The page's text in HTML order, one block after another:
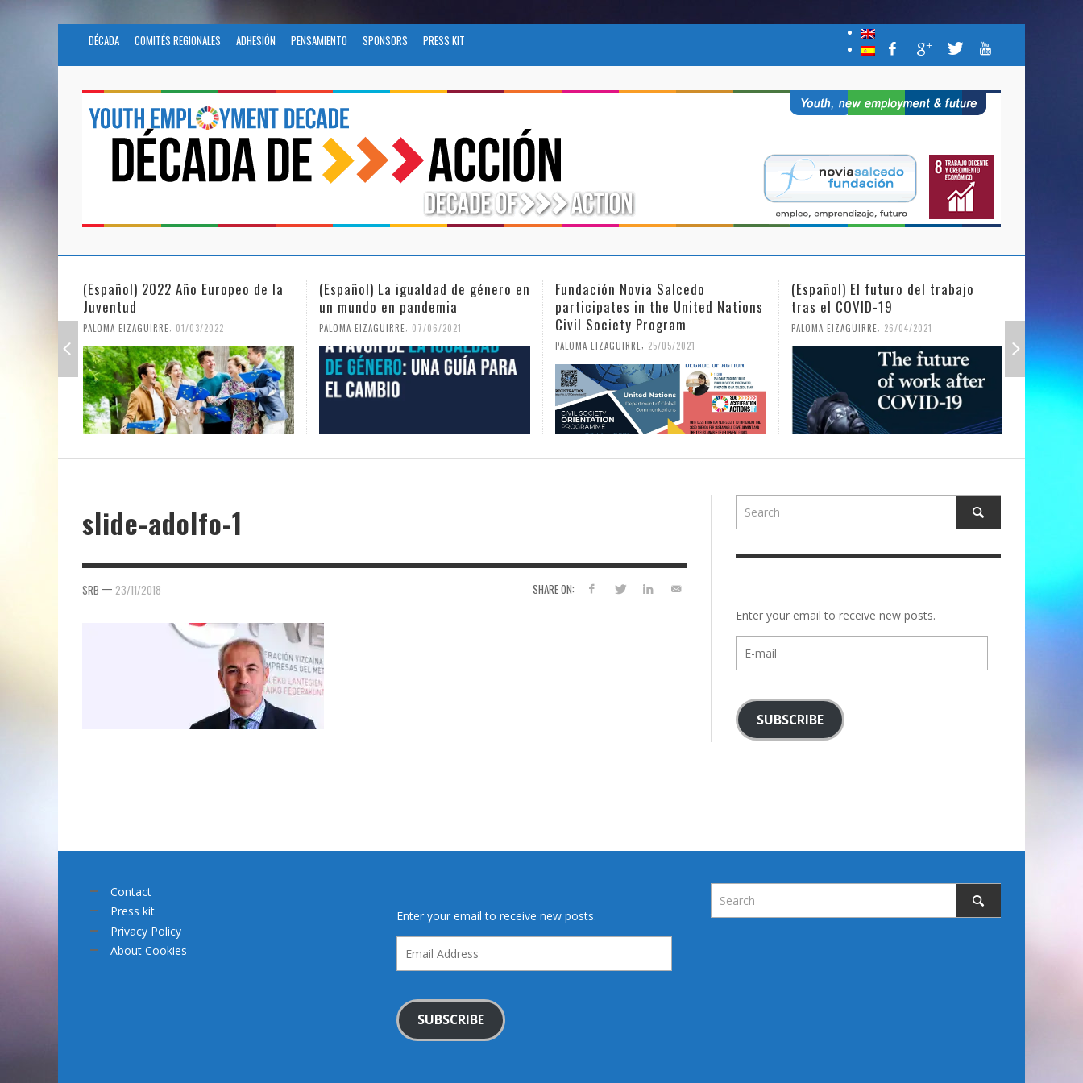
DÉCADA COMITÉS REGIONALES ADHESIÓN PENSAMIENTO SPONSORS PRESS KIT
(Español) 2022 Año Europeo de la
Juventud
PALOMA EIZAGUIRRE 01/03/2022
(Español) La igualdad de género en
un mundo en pandemia
PALOMA EIZAGUIRRE 07/06/2021
Fundación Novia Salcedo
participates in the United Nations
Civil Society Program
PALOMA EIZAGUIRRE 25/05/2021
(Español) El futuro del trabajo
tras el COVID-19
PALOMA EIZAGUIRRE 26/04/2021
slide-adolfo-1
SHARE ON:
SRB — 23/11/2018
Enter your email to receive new posts.
mail
SUBSCRIBE
Contact
Press kit
Privacy Policy
About Cookies
Enter your email to receive new posts.
Address
SUBSCRIBE